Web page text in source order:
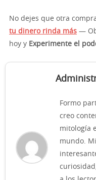
No dejes que otra
tu dinero rinda más —
hoy y Experimente el
Formo
creo
mitología
mundo.